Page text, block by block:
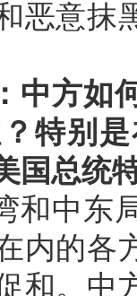
恶意抹
中方如
特别
国总统
和中东
内的各
和。中